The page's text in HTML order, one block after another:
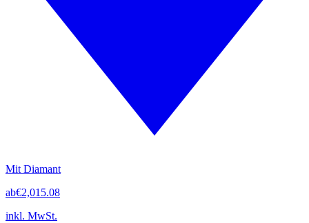
Mit Diamant
ab€2,015.08
inkl. MwSt.